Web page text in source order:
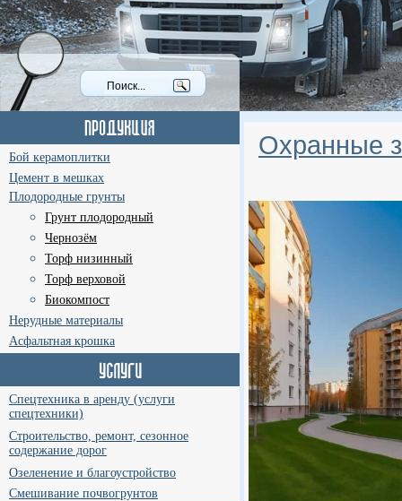
Бой керамоплитки
Цемент в мешках
Плодородные грунты
Грунт плодородный
Чернозём
Торф низинный
Торф верховой
Биокомпост
Нерудные материалы
Асфальтная крошка
Спецтехника в аренду (услуги
спецтехники)
Строительство, ремонт, сезонное
содержание дорог
Озеленение и благоустройство
Смешивание почвогрунтов
Охранные